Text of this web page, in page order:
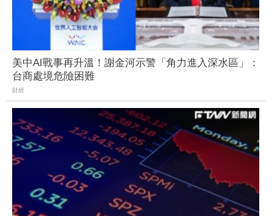
美中AI戰事再升溫！謝金河示警「角力進入深水區」：
台商處境危險困難
財經